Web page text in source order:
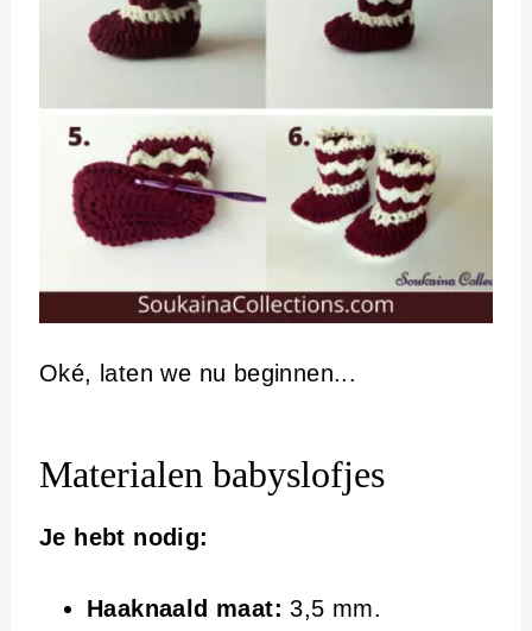
Oké, laten we nu beginnen...
Materialen babyslofjes
Je hebt nodig:
Haaknaald maat: 3,5 mm.